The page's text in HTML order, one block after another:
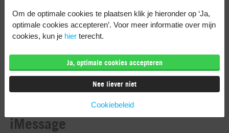
een geheime chat instellen om de encryptie
te activeren. Standaard staat het niet aan.
Ook kun je in een geheime chat een
zelfvernietigingsfunctie aanzetten. Daarmee
worden je berichten na een tijdje
automatisch verwijderd.
iMessage
Om de optimale cookies te plaatsen klik je hieronder op ‘Ja,
optimale cookies accepteren’. Voor meer informatie over mijn
cookies, kun je hier terecht.
Ja, optimale cookies accepteren
Nee liever niet
Cookiebeleid